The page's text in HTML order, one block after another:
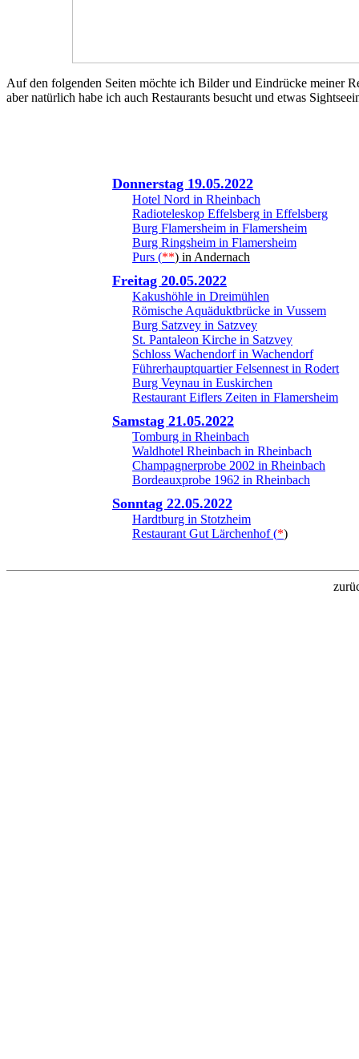
Auf den folgenden Seiten möchte ich Bilder und Eindrücke meiner
aber natürlich habe ich auch Restaurants besucht und etwas
Donnerstag 19.05.2022
Hotel Nord in Rheinbach
Radioteleskop Effelsberg in Effelsberg
Burg Flamersheim in Flamersheim
Burg Ringsheim in Flamersheim
Purs (**) in Andernach
Freitag 20.05.2022
Kakushöhle in Dreimühlen
Römische Aquäduktbrücke in Vussem
Burg Satzvey in Satzvey
St. Pantaleon Kirche in Satzvey
Schloss Wachendorf in Wachendorf
Führerhauptquartier Felsennest in Rodert
Burg Veynau in Euskirchen
Restaurant Eiflers Zeiten in Flamersheim
Samstag 21.05.2022
Tomburg in Rheinbach
Waldhotel Rheinbach in Rheinbach
Champagnerprobe 2002 in Rheinbach
Bordeauxprobe 1962 in Rheinbach
Sonntag 22.05.2022
Hardtburg in Stotzheim
Restaurant Gut Lärchenhof (*)